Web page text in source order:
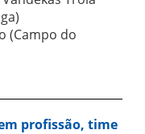
(Campo do
profissão, time